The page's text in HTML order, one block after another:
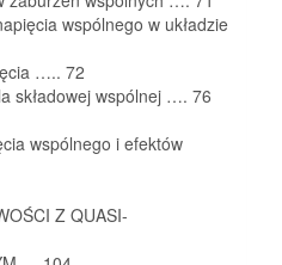
wspólnego w układzie
….. 72
składowej wspólnej …. 76
wspólnego i efektów
Z QUASI-